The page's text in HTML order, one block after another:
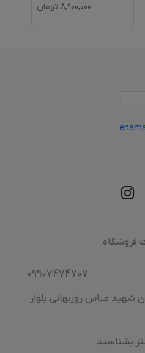
8,900,000 تومان
فروشگاه
09907474707
شهید عباس روزبهانی.بلوار
بشناسید